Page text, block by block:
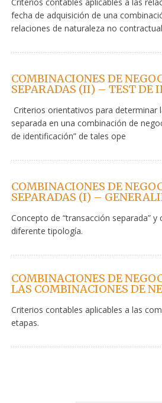
fecha de adquisición de una
relaciones de naturaleza no
COMBINACIONES DE
SEPARADAS (II) – TEST DE
Criterios orientativos para determinar
separada en una combinación de
de identificación” de tales ope
COMBINACIONES DE
SEPARADAS (I) –
Concepto de “transacción separada”
diferente tipología.
COMBINACIONES DE
LAS COMBINACIONES DE
Criterios contables aplicables a las
etapas.